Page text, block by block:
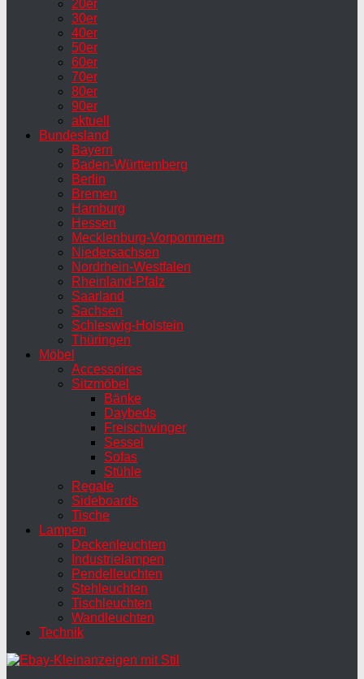
20er
30er
40er
50er
60er
70er
80er
90er
aktuell
Bundesland
Bayern
Baden-Württemberg
Berlin
Bremen
Hamburg
Hessen
Mecklenburg-Vorpommern
Niedersachsen
Nordrhein-Westfalen
Rheinland-Pfalz
Saarland
Sachsen
Schleswig-Holstein
Thüringen
Möbel
Accessoires
Sitzmöbel
Bänke
Daybeds
Freischwinger
Sessel
Sofas
Stühle
Regale
Sideboards
Tische
Lampen
Deckenleuchten
Industrielampen
Pendelleuchten
Stehleuchten
Tischleuchten
Wandleuchten
Technik